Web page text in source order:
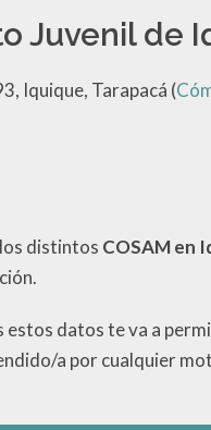
Juvenil de
Iquique, Tarapacá (
distintos COSAM en
estos datos te va a
a por cualquier